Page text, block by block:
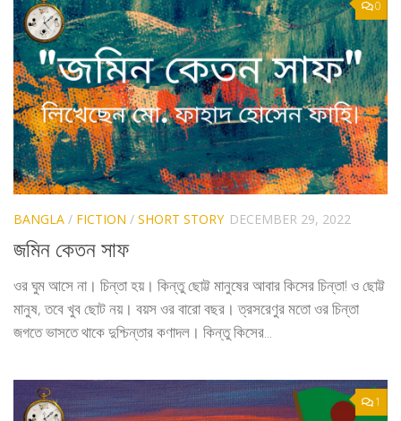
0
BANGLA / FICTION / SHORT STORY DECEMBER 29, 2022
জমিন কেতন সাফ
ওর ঘুম আসে না। চিন্তা হয়। কিন্তু ছোট্ট মানুষের আবার কিসের চিন্তা! ও ছোট্ট
মানুষ, তবে খুব ছোট নয়। বয়স ওর বারো বছর। ত্রসরেণুর মতো ওর চিন্তা
জগতে ভাসতে থাকে দুশ্চিন্তার কণাদল। কিন্তু কিসের...
1